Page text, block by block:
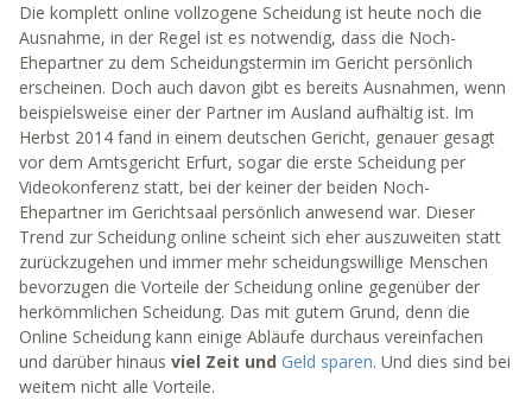
Die komplett online vollzogene Scheidung ist heute noch die
Ausnahme, in der Regel ist es notwendig, dass die Noch-
Ehepartner zu dem Scheidungstermin im Gericht persönlich
erscheinen. Doch auch davon gibt es bereits Ausnahmen, wenn
beispielsweise einer der Partner im Ausland aufhältig ist. Im
Herbst 2014 fand in einem deutschen Gericht, genauer gesagt
vor dem Amtsgericht Erfurt, sogar die erste Scheidung per
Videokonferenz statt, bei der keiner der beiden Noch-
Ehepartner im Gerichtsaal persönlich anwesend war. Dieser
Trend zur Scheidung online scheint sich eher auszuweiten statt
zurückzugehen und immer mehr scheidungswillige Menschen
bevorzugen die Vorteile der Scheidung online gegenüber der
herkömmlichen Scheidung. Das mit gutem Grund, denn die
Online Scheidung kann einige Abläufe durchaus vereinfachen
und darüber hinaus viel Zeit und Geld sparen. Und dies sind bei
weitem nicht alle Vorteile.